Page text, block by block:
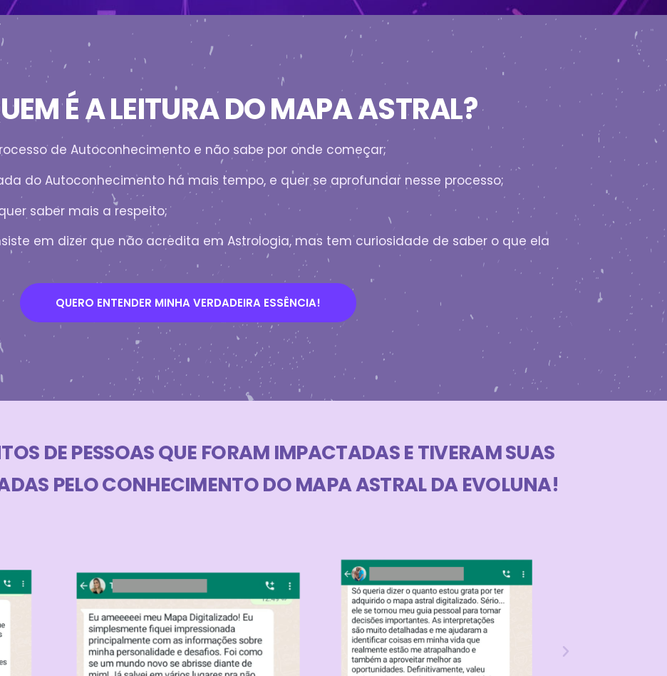
É A LEITURA DO MAPA ASTRAL?
de Autoconhecimento e não sabe por onde começar;
do Autoconhecimento há mais tempo, e quer se aprofundar nesse processo;
saber mais a respeito;
em dizer que não acredita em Astrologia, mas tem curiosidade de saber o que ela
QUERO ENTENDER MINHA VERDADEIRA ESSÊNCIA!
DE PESSOAS QUE FORAM IMPACTADAS E TIVERAM SUAS
PELO CONHECIMENTO DO MAPA ASTRAL DA EVOLUNA!